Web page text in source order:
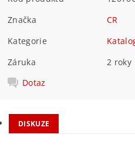
Značka
CR
Kategorie
Záruka
2 roky
Dotaz
DISKUZE